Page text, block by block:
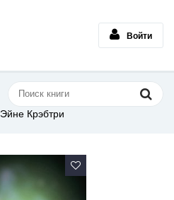
Войти
Эйне Крэбтри